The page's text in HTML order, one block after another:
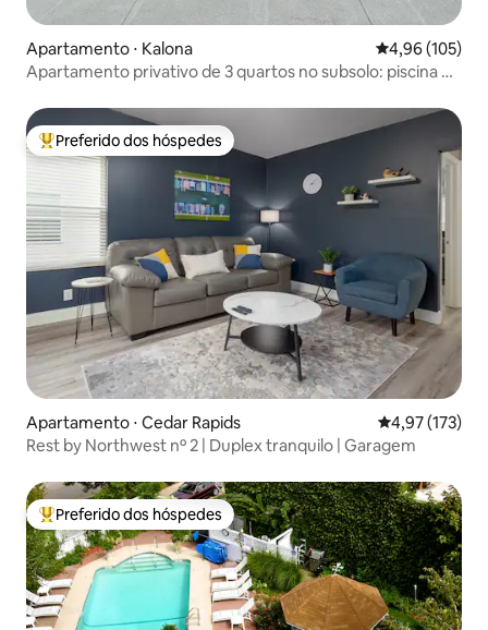
Apartamento ⋅ Kalona 4,96 de uma
4,96 (105)
Apartamento privativo de 3 quartos no subsolo: piscina e
Entre os melhores preferidos dos hóspedes
Preferido dos hóspedes
Apartamento ⋅ Cedar Rapids 4,97 de uma
4,97 (173)
Rest by Northwest nº 2 | Duplex tranquilo | Garagem
Entre os melhores preferidos dos hóspedes
Preferido dos hóspedes